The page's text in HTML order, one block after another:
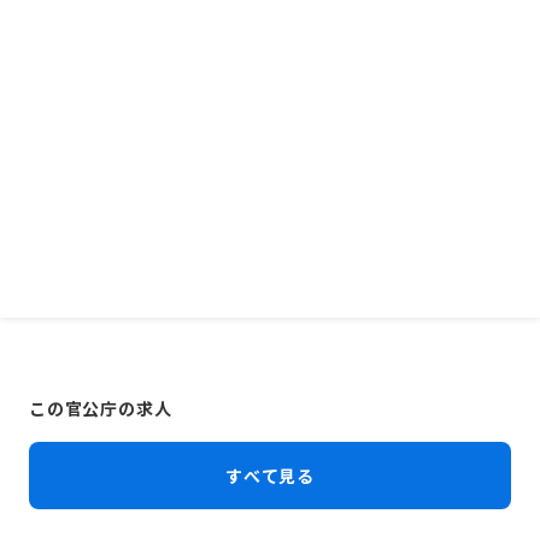
この官公庁の求人
すべて見る